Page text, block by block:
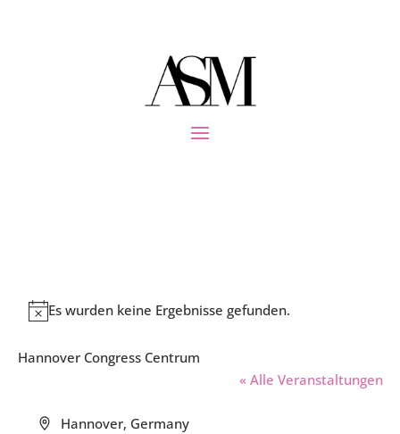
Hinweis
Es wurden keine Ergebnisse gefunden.
Hannover Congress Centrum
« Alle Veranstaltungen
Adresse
Hannover, Germany